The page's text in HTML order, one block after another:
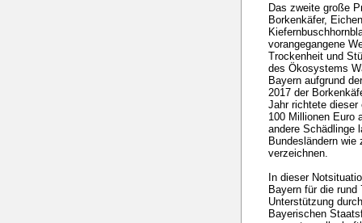
Das zweite große
Borkenkäfer,
vorangegangene
Trockenheit und
des Ökosystems
Bayern aufgrund
2017 der
Jahr richtete
100 Millionen Euro
andere Schädlinge
Bundesländern wie
verzeichnen.
In dieser
Bayern für die rund
Unterstützung
Bayerischen